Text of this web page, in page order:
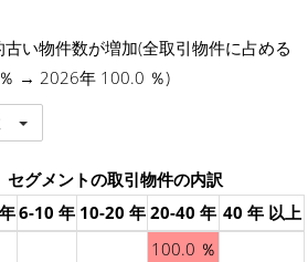
い物件数が増加(全取引物件に占める
→ 2026年 100.0 ％)
セグメントの取引物件の内訳
6-10 年 10-20 年 20-40 年 40 年 以上
100.0 ％